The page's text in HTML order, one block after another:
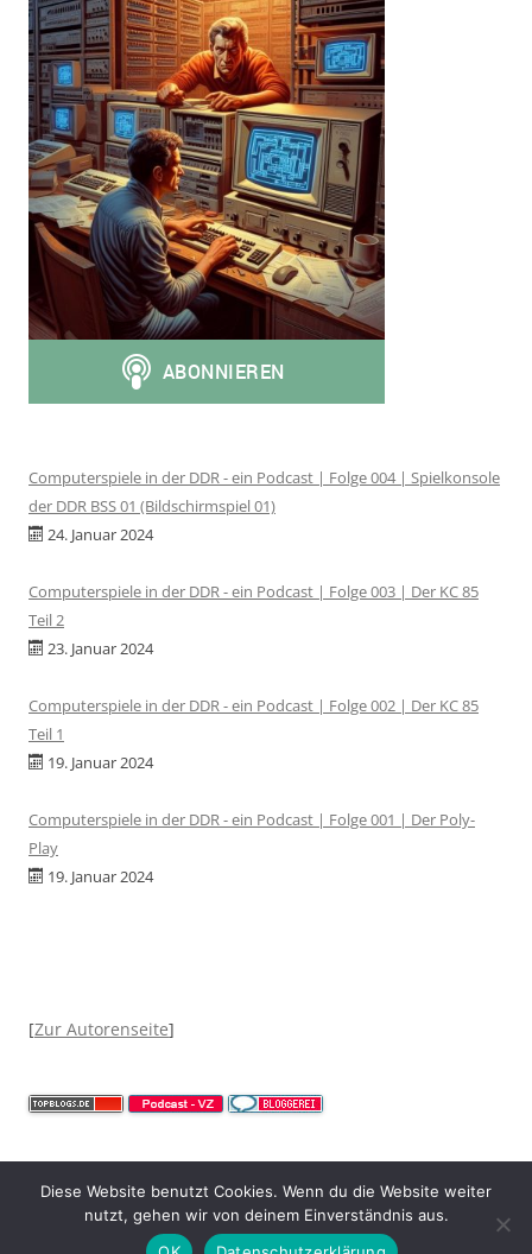
Computerspiele in der DDR - ein Podcast | Folge 004 | Spielkonsole
der DDR BSS 01 (Bildschirmspiel 01)
24. Januar 2024
Computerspiele in der DDR - ein Podcast | Folge 003 | Der KC 85
Teil 2
23. Januar 2024
Computerspiele in der DDR - ein Podcast | Folge 002 | Der KC 85
Teil 1
19. Januar 2024
Computerspiele in der DDR - ein Podcast | Folge 001 | Der Poly-
Play
19. Januar 2024
[Zur Autorenseite]
Mit Stolz präsentiert von WordPress
Diese Website benutzt Cookies. Wenn du die Website weiter
nutzt, gehen wir von deinem Einverständnis aus.